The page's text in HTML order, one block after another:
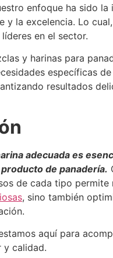
enfoque ha sido la
y la excelencia. Lo
en el sector.
y harinas para
específicas
resultados
adecuada es
de panadería.
de cada tipo permite
, sino también
aquí para
y calidad.